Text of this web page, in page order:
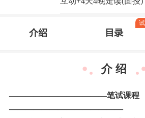
介绍 目录
介 绍
————————————笔试课程
——————————————